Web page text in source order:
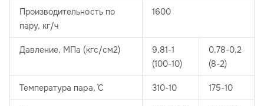
Производительность по
пару, кг/ч
1600
Давление, МПа (кгс/см2)
9,81-1
(100-10)
0,78-0,2
(8-2)
Температура пара, ̊C 310-10 175-10